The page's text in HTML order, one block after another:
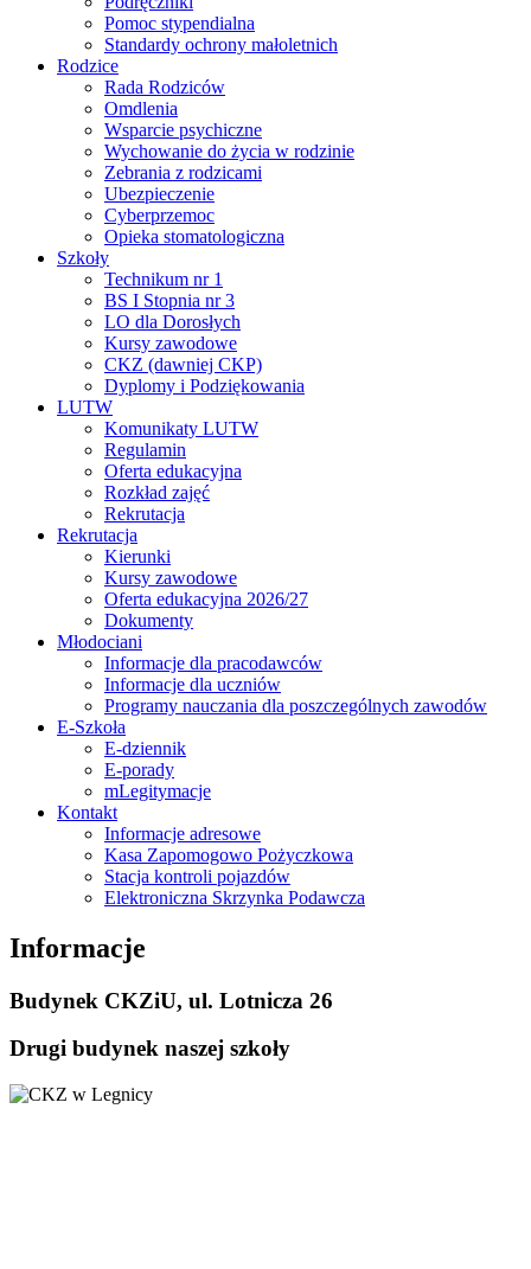
Pomoc stypendialna
Standardy ochrony małoletnich
Rodzice
Rada Rodziców
Omdlenia
Wsparcie psychiczne
Wychowanie do życia w rodzinie
Zebrania z rodzicami
Ubezpieczenie
Cyberprzemoc
Opieka stomatologiczna
Szkoły
Technikum nr 1
BS I Stopnia nr 3
LO dla Dorosłych
Kursy zawodowe
CKZ (dawniej CKP)
Dyplomy i Podziękowania
LUTW
Komunikaty LUTW
Regulamin
Oferta edukacyjna
Rozkład zajęć
Rekrutacja
Rekrutacja
Kierunki
Kursy zawodowe
Oferta edukacyjna 2026/27
Dokumenty
Młodociani
Informacje dla pracodawców
Informacje dla uczniów
Programy nauczania dla poszczególnych zawodów
E-Szkoła
E-dziennik
E-porady
mLegitymacje
Kontakt
Informacje adresowe
Kasa Zapomogowo Pożyczkowa
Stacja kontroli pojazdów
Elektroniczna Skrzynka Podawcza
Informacje
Budynek CKZiU, ul. Lotnicza 26
Drugi budynek naszej szkoły